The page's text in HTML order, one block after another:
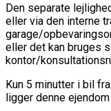
Den separate
eller via den interne
garage/
eller det kan bruges
kontor/
Kun 5 minutter i bil
ligger denne